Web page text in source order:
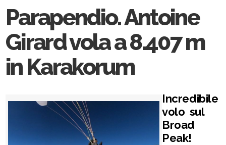
Parapendio. Antoine
Girard vola a 8.407 m
in Karakorum
Incredibile
volo sul
Broad
Peak!